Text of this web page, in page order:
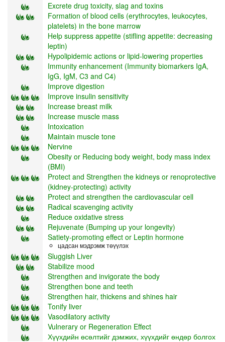
Excrete drug toxicity, slag and toxins
Formation of blood cells (erythrocytes, leukocytes,
platelets) in the bone marrow
Help suppress appetite (stifling appetite: decreasing
leptin)
Hypolipidemic actions or lipid-lowering properties
Immunity enhancement (Immunity biomarkers IgA,
IgG, IgM, C3 and C4)
Improve digestion
Improve insulin sensitivity
Increase breast milk
Increase muscle mass
Intoxication
Maintain muscle tone
Nervine
Obesity or Reducing body weight, body mass index
(BMI)
Protect and Strengthen the kidneys or renoprotective
(kidney-protecting) activity
Protect and strengthen the cardiovascular cell
Radical scavenging activity
Reduce oxidative stress
Rejuvenate (Bumping up your longevity)
Satiety-promoting effect or Leptin hormone
цадсан мэдрэмж төүүлэх
Sluggish Liver
Stabilize mood
Strengthen and invigorate the body
Strengthen bone and teeth
Strengthen hair, thickens and shines hair
Tonify liver
Vasodilatory activity
Vulnerary or Regeneration Effect
Хүүхдийн өсөлтийг дэмжих, хүүхдийг өндөр болгох